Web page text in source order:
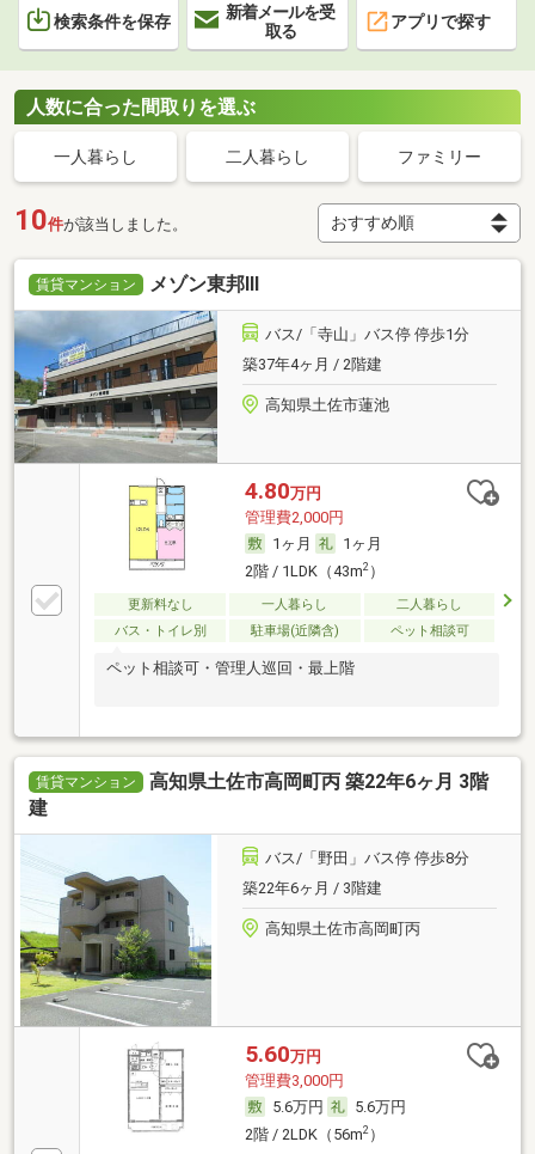
検索条件を保存
新着メールを受
取る
アプリで探す
人数に合った間取りを選ぶ
一人暮らし 二人暮らし ファミリー
10件が該当しました。
賃貸マンション メゾン東邦Ⅲ
バス/「寺山」バス停 停歩1分
築37年4ヶ月 / 2階建
高知県土佐市蓮池
4.80万円
管理費2,000円
1ヶ月
1ヶ月
2階 / 1LDK（43m2）
更新料なし 一人暮らし
二人暮らし
バス・トイレ別
駐車場(近隣含) ペット相談可
ペット相談可・管理人巡回・最上階
賃貸マンション
高知県土佐市高岡町丙 築22年6ヶ月 3階
建
バス/「野田」バス停 停歩8分
築22年6ヶ月 / 3階建
高知県土佐市高岡町丙
5.60万円
管理費3,000円
5.6万円
5.6万円
2階 / 2LDK（56m2）